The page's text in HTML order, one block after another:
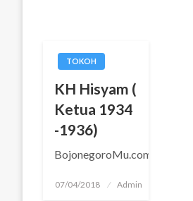
TOKOH
KH Hisyam (
Ketua 1934
-1936)
BojonegoroMu.com
Posted
07/04/2018 Admin